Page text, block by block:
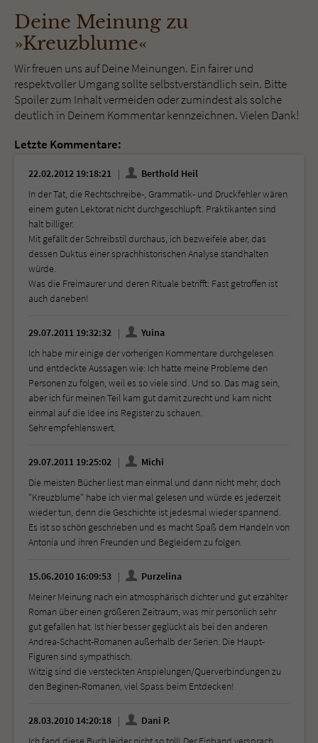
Deine Meinung zu
»Kreuzblume«
Wir freuen uns auf Deine Meinungen. Ein fairer und
respektvoller Umgang sollte selbstverständlich sein. Bitte
Spoiler zum Inhalt vermeiden oder zumindest als solche
deutlich in Deinem Kommentar kennzeichnen. Vielen Dank!
Letzte Kommentare:
22.02.2012 19:18:21
Berthold Heil
In der Tat, die Rechtschreibe-, Grammatik- und Druckfehler wären
einem guten Lektorat nicht durchgeschlupft. Praktikanten sind
halt billiger.
Mit gefällt der Schreibstil durchaus, ich bezweifele aber, das
dessen Duktus einer sprachhistorischen Analyse standhalten
würde.
Was die Freimaurer und deren Rituale betrifft: Fast getroffen ist
auch daneben!
29.07.2011 19:32:32
Yuina
Ich habe mir einige der vorherigen Kommentare durchgelesen
und entdeckte Aussagen wie: Ich hatte meine Probleme den
Personen zu folgen, weil es so viele sind. Und so. Das mag sein,
aber ich für meinen Teil kam gut damit zurecht und kam nicht
einmal auf die Idee ins Register zu schauen.
Sehr empfehlenswert.
29.07.2011 19:25:02
Michi
Die meisten Bücher liest man einmal und dann nicht mehr, doch
"Kreuzblume" habe ich vier mal gelesen und würde es jederzeit
wieder tun, denn die Geschichte ist jedesmal wieder spannend.
Es ist so schön geschrieben und es macht Spaß dem Handeln von
Antonia und ihren Freunden und Begleidern zu folgen.
15.06.2010 16:09:53
Purzelina
Meiner Meinung nach ein atmosphärisch dichter und gut erzählter
Roman über einen größeren Zeitraum, was mir persönlich sehr
gut gefallen hat. Ist hier besser geglückt als bei den anderen
Andrea-Schacht-Romanen außerhalb der Serien. Die Haupt-
Figuren sind sympathisch.
Witzig sind die versteckten Anspielungen/Querverbindungen zu
den Beginen-Romanen, viel Spass beim Entdecken!
28.03.2010 14:20:18
Dani P.